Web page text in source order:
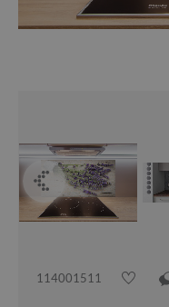
114001511